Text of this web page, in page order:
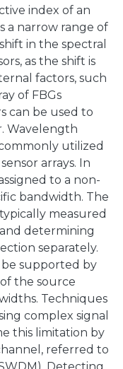
index of an
a narrow range of
in the spectral
as the shift is
factors, such
of FBGs
can be used to
Wavelength
utilized
arrays. In
to a non-
bandwidth. The
measured
determining
separately.
supported by
the source
Techniques
complex signal
this limitation by
referred to
Detecting